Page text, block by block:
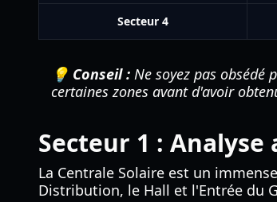
Secteur 4
💡 Conseil : Ne soyez pas obsédé
certaines zones avant d'avoir
Secteur 1 :
La Centrale Solaire est un
Distribution, le Hall et l'Entrée du